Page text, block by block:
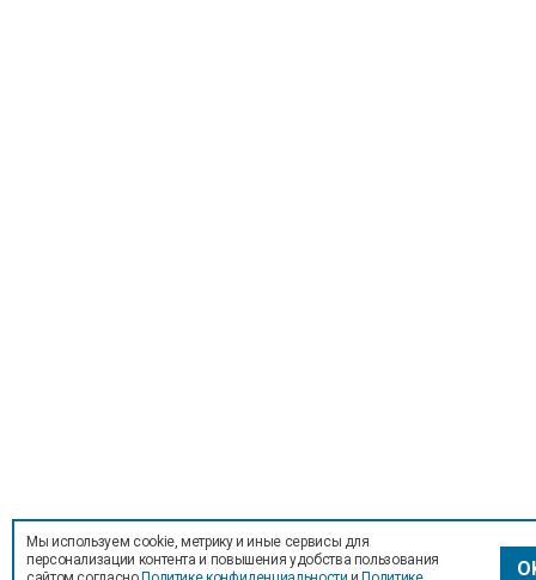
Мы используем cookie, метрику и иные сервисы для
персонализации контента и повышения удобства пользования